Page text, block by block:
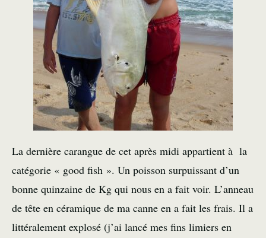
La dernière carangue de cet après midi appartient à la
catégorie « good fish ». Un poisson surpuissant d’un
bonne quinzaine de Kg qui nous en a fait voir. L’anneau
de tête en céramique de ma canne en a fait les frais. Il a
littéralement explosé (j’ai lancé mes fins limiers en